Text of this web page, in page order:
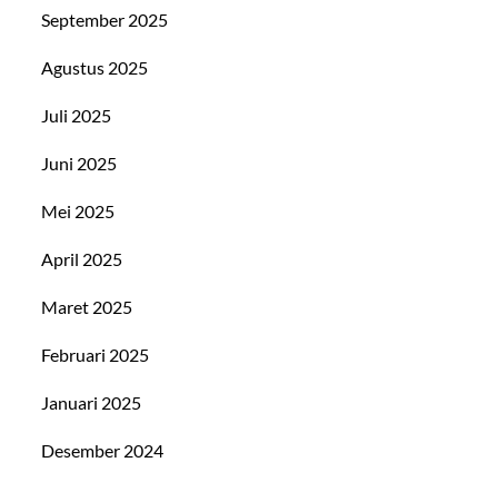
September 2025
Agustus 2025
Juli 2025
Juni 2025
Mei 2025
April 2025
Maret 2025
Februari 2025
Januari 2025
Desember 2024